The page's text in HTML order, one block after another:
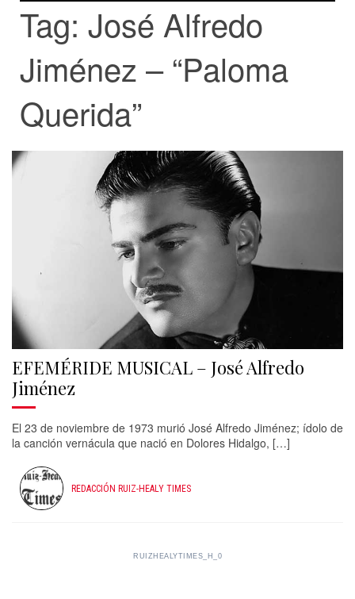
Tag: José Alfredo
Jiménez – “Paloma
Querida”
EFEMÉRIDE MUSICAL – José Alfredo
Jiménez
El 23 de noviembre de 1973 murió José Alfredo Jiménez; ídolo de
la canción vernácula que nació en Dolores Hidalgo, […]
REDACCIÓN RUIZ-HEALY TIMES
RUIZHEALYTIMES_H_0